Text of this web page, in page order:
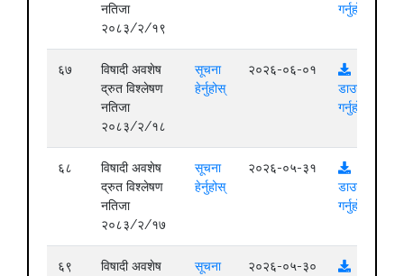
नतिजा
२०८३/२/१९
गर्नुहोस्
६७
विषादी अवशेष
द्रुत विश्लेषण
नतिजा
२०८३/२/१८
सूचना
हेर्नुहोस्
२०२६-०६-०१
डाउनलोड
गर्नुहोस्
६८
विषादी अवशेष
द्रुत विश्लेषण
नतिजा
२०८३/२/१७
सूचना
हेर्नुहोस्
२०२६-०५-३१
डाउनलोड
गर्नुहोस्
६९
विषादी अवशेष
सूचना
२०२६-०५-३०